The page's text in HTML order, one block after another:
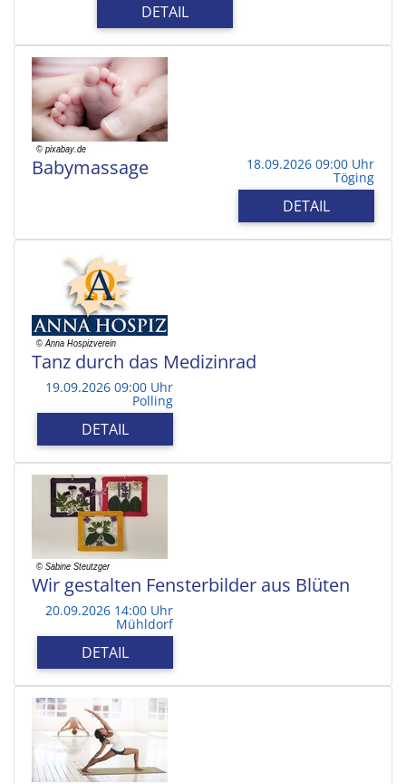
DETAIL
Babymassage 18.09.2026 09:00 Uhr
Töging
DETAIL
Tanz durch das Medizinrad
19.09.2026 09:00 Uhr
Polling
DETAIL
Wir gestalten Fensterbilder aus Blüten
20.09.2026 14:00 Uhr
Mühldorf
DETAIL